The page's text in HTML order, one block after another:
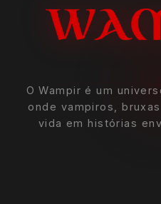
O Wampir é um
onde vampiros,
vida em histórias